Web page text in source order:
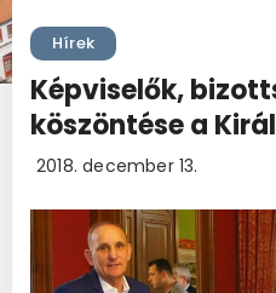
Hírek
Képviselők,
köszöntése a
2018. december 13.